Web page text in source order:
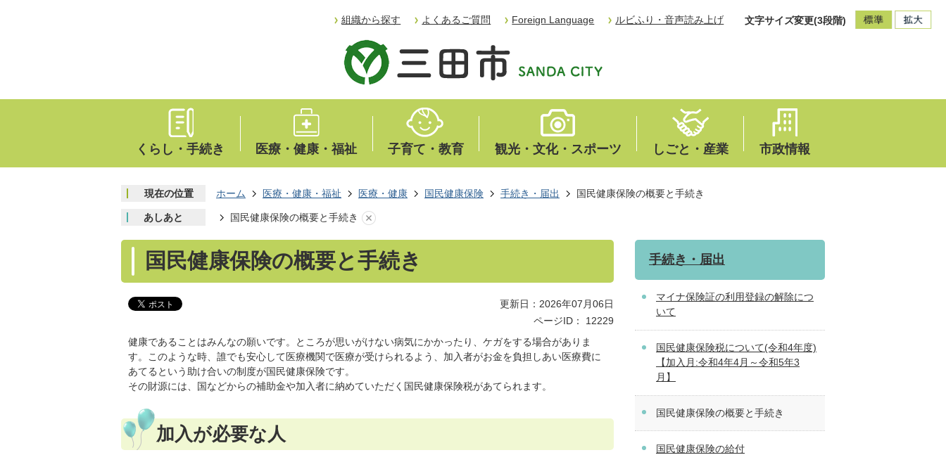
組織から探す よくあるご質問 Foreign Language ルビふり・音声読み上げ 文字サイズ変更(3段階)
くらし・手続き 医療・健康・福祉 子育て・教育 観光・文化・スポーツ しごと・産業 市政情報
現在の位置 ホーム 医療・健康・福祉 医療・健康 国民健康保険 手続き・届出 国民健康保険の概要と手続き
あしあと 国民健康保険の概要と手続き
国民健康保険の概要と手続き
更新日：2026年07月06日
ページID：
12229
健康であることはみんなの願いです。ところが思いがけない病気にかかったり、ケガをする場合がありま
す。このような時、誰でも安心して医療機関で医療が受けられるよう、加入者がお金を負担しあい医療費に
あてるという助け合いの制度が国民健康保険です。
その財源には、国などからの補助金や加入者に納めていただく国民健康保険税があてられます。
加入が必要な人
手続き・届出
マイナ保険証の利用登録の解除につ
いて
国民健康保険税について(令和4年度)
【加入月:令和4年4月～令和5年3
月】
国民健康保険の概要と手続き
国民健康保険の給付